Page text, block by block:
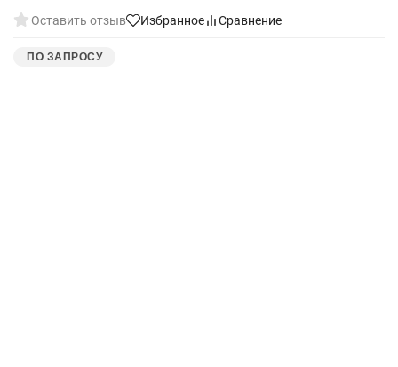
Оставить отзыв Избранное Сравнение
ПО ЗАПРОСУ